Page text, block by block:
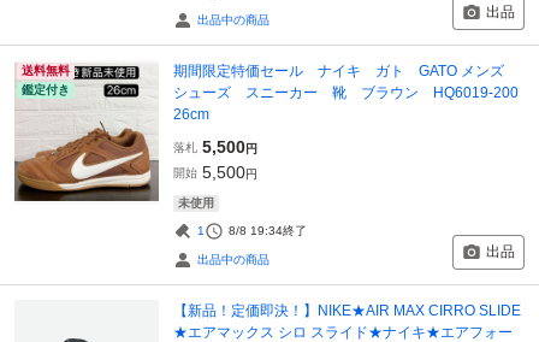
出品中の商品 出品
送料無料
鑑定付き
期間限定特価セール ナイキ ガト GATO メンズ
シューズ スニーカー 靴 ブラウン HQ6019-200
26cm
落札 5,500円
開始 5,500円
未使用
1 8/8 19:34終了
出品中の商品 出品
【新品！定価即決！】NIKE★AIR MAX CIRRO SLIDE
★エアマックス シロ スライド★ナイキ★エアフォー